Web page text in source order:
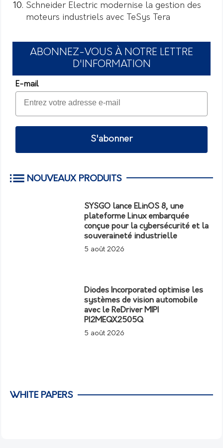
Schneider Electric modernise la gestion des
moteurs industriels avec TeSys Tera
ABONNEZ-VOUS À NOTRE LETTRE
D'INFORMATION
E-mail
S'abonner
NOUVEAUX PRODUITS
SYSGO lance ELinOS 8, une
plateforme Linux embarquée
conçue pour la cybersécurité et la
souveraineté industrielle
5 août 2026
Diodes Incorporated optimise les
systèmes de vision automobile
avec le ReDriver MIPI
PI2MEQX2505Q
5 août 2026
WHITE PAPERS